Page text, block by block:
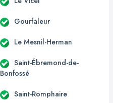
Gourfaleur
Le Mesnil-Herman
Saint-Ébremond-de-
Bonfossé
Saint-Romphaire